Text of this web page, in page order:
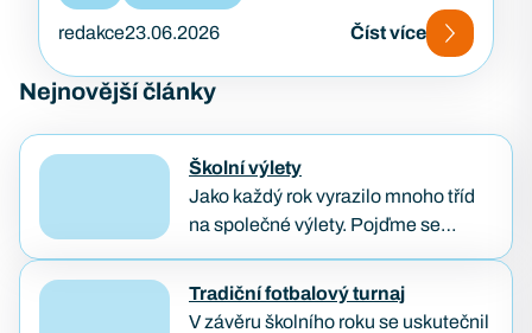
redakce23.06.2026 Číst více
Nejnovější články
Školní výlety
Jako každý rok vyrazilo mnoho tříd
na společné výlety. Pojďme se
roku naši studenti prožívali. Třídenní
výlet IT3A a BP1B…
Tradiční fotbalový turnaj
V závěru školního roku se uskutečnil